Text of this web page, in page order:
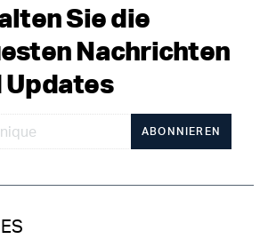
Sie die
Nachrichten
Updates
ABONNIEREN